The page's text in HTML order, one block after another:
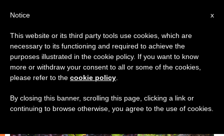
SPIRITUALITÀ E PREGHIERA
x
Notice
This website or its third party tools use cookies, which are
necessary to its functioning and required to achieve the
purposes illustrated in the cookie policy. If you want to know
more or withdraw your consent to all or some of the cookies,
please refer to the cookie policy
By closing this banner, scrolling this page, clicking a link or
continuing to browse otherwise, you agree to the use of cookies.